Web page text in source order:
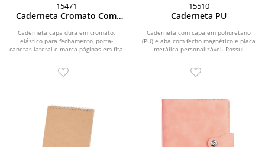
15471
Caderneta Cromato Com
Caderneta capa dura em cromato,
elástico para fechamento, porta-
canetas lateral e marca-páginas em fita
15510
Caderneta PU
Caderneta com capa em poliuretano
(PU) e aba com fecho magnético e placa
metálica personalizável. Possui